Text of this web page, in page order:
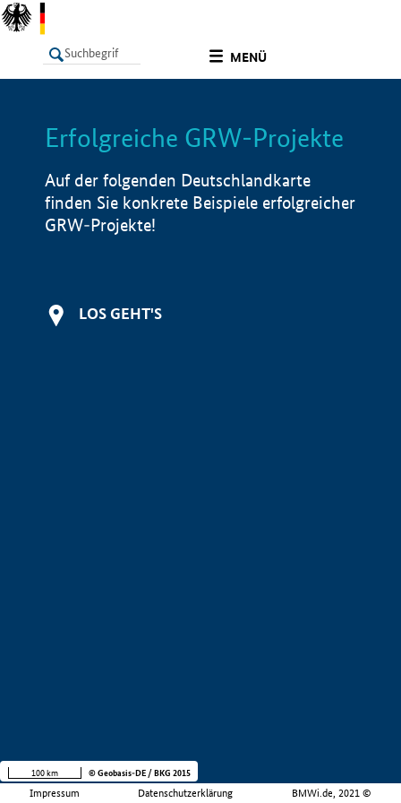
MENÜ
LISTE Info
Erfolgreiche GRW-Projekte
Auf der folgenden Deutschlandkarte
finden Sie konkrete Beispiele erfolgreicher
GRW-Projekte!
LOS GEHT'S
Impressum Datenschutzerklärung BMWi.de, 2021 ©
100 km © Geobasis-DE / BKG 2015